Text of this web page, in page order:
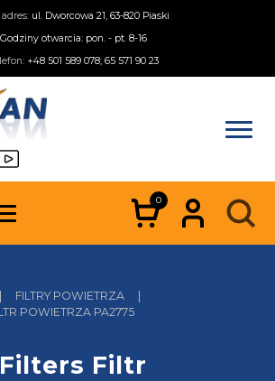
adres: ul. Dworcowa 21, 63-820 Piaski
Godziny otwarcia: pon. - pt. 8-16
+48 501 589 078; 65 571 90 23
0
| FILTRY POWIETRZA
|
POWIETRZA PA2775
Filtr